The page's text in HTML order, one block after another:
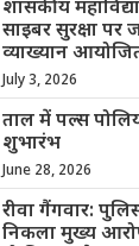
शासकीय
साइबर सुरक्षा
व्याख्यान
July 3, 2026
ताल में पल्स
शुभारंभ
June 28, 2026
रीवा गैंगवार:
निकला मुख्य